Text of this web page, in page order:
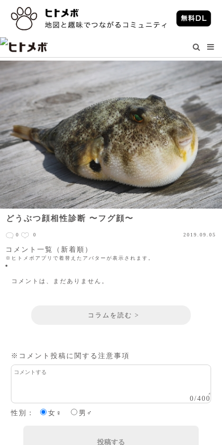
どうぶつ顔相性診断 〜フグ顔〜
0 0 2019.09.05
コメント一覧（新着順）
※ヒトメボアプリで着替えたアバターが表示されます。
コメントは、まだありません。
コラムを読む >
※コメント投稿に関する注意事項
0/400
性別：
女♀ 男♂
投稿する